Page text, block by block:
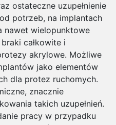
ostateczne uzupełnienie
potrzeb, na implantach
nawet wielopunktowe
całkowite i
akrylowe. Możliwe
jako elementów
dla protez ruchomych.
znacznie
takich uzupełnień.
pracy w przypadku